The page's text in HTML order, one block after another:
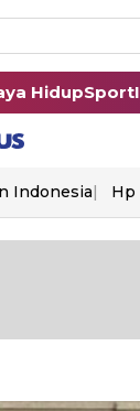
HidupSport
Indonesia Hp